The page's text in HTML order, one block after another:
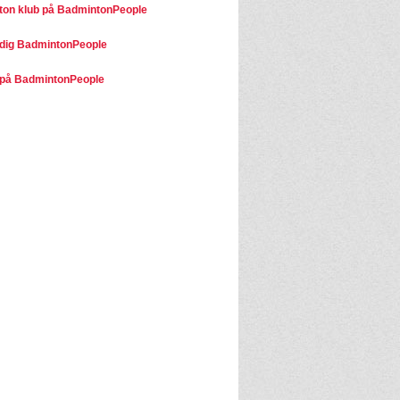
klub på BadmintonPeople
BadmintonPeople
BadmintonPeople